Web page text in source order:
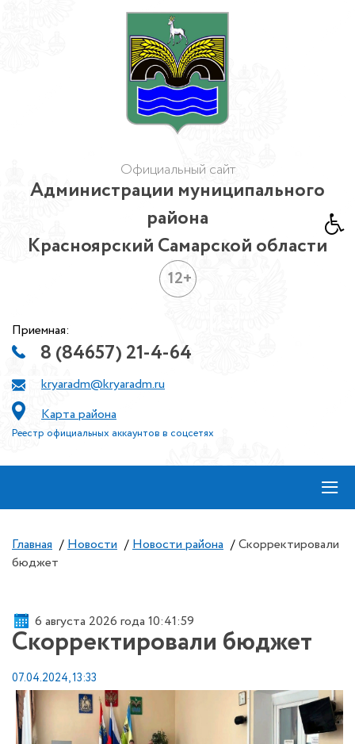
Официальный сайт
Администрации муниципального
района
Красноярский Самарской области
12+
Приемная:
8 (84657) 21-4-64
kryaradm@kryaradm.ru
Карта района
Реестр официальных аккаунтов в соцсетях
≡
Главная / Новости / Новости района / Скорректировали
бюджет
6 августа 2026 года 10:41:59
Скорректировали бюджет
07.04.2024, 13:33